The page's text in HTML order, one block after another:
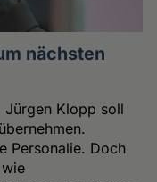
nächsten
Jürgen Klopp soll
Personalie. Doch